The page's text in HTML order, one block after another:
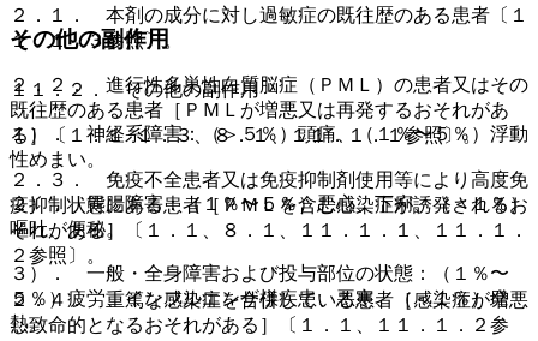
２．１． 本剤の成分に対し過敏症の既往歴のある患者〔１
１．１．３参照〕。
２．２． 進行性多巣性白質脳症（ＰＭＬ）の患者又はその
既往歴のある患者［ＰＭＬが増悪又は再発するおそれがあ
る］〔１．１−１．３、８．１、１１．１．１参照〕。
２．３． 免疫不全患者又は免疫抑制剤使用等により高度免
疫抑制状態にある患者［ＰＭＬを含む感染症が誘発されるお
それがある］〔１．１、８．１、１１．１．１、１１．１．
２参照〕。
２．４． 重篤な感染症を合併している患者［感染症が増悪
し致命的となるおそれがある］〔１．１、１１．１．２参
その他の副作用
１１．２． その他の副作用
１）． 神経系障害：（＞５％）頭痛、（１％〜５％）浮動
性めまい。
２）． 胃腸障害：（１％〜５％）悪心、下痢、（＜１％）
嘔吐、便秘。
３）． 一般・全身障害および投与部位の状態：（１％〜
５％）疲労、インフルエンザ様疾患、悪寒、（＜１％）発
熱。